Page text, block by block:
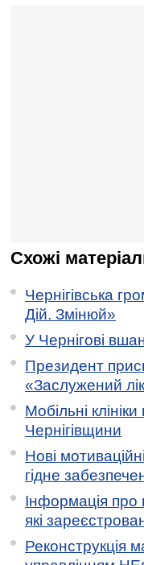
Схожі
Чернігівська
Дій. Змінюй»
У Чернігові
Президент
«Заслужений
Мобільні
Чернігівщини
Нові
гідне
Інформація про
які
Реконструкція